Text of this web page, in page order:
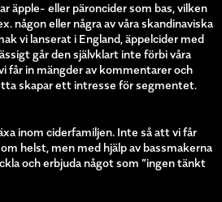
äpple- eller päroncider som bas, vilken
någon eller några av våra skandinaviska
vi lanserat i England, äppelcider med
går den självklart inte förbi våra
får in mängder av kommentarer och
skapar ett intresse för segmentet.
inom ciderfamiljen. Inte så att vi får
helst, men med hjälp av bassmakerna
och erbjuda något som ”ingen tänkt